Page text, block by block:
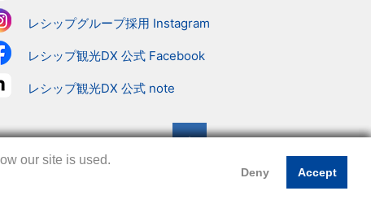
▲
レシップグループ採用 Instagram
レシップ観光DX 公式 Facebook
レシップ観光DX 公式 note
our site is used.
Deny Accept
our site is used.
Deny Accept
our site is used.
Deny Accept